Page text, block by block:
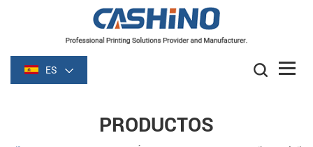
ES
PRODUCTOS